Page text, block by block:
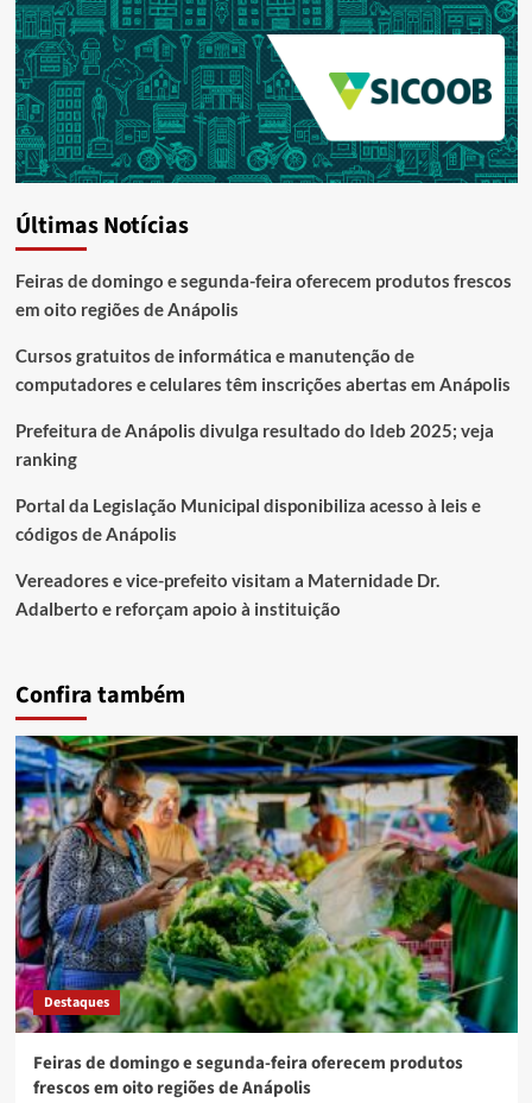
Últimas Notícias
Feiras de domingo e segunda-feira oferecem produtos frescos
em oito regiões de Anápolis
Cursos gratuitos de informática e manutenção de
computadores e celulares têm inscrições abertas em Anápolis
Prefeitura de Anápolis divulga resultado do Ideb 2025; veja
ranking
Portal da Legislação Municipal disponibiliza acesso à leis e
códigos de Anápolis
Vereadores e vice-prefeito visitam a Maternidade Dr.
Adalberto e reforçam apoio à instituição
Confira também
Destaques
Feiras de domingo e segunda-feira oferecem produtos
frescos em oito regiões de Anápolis